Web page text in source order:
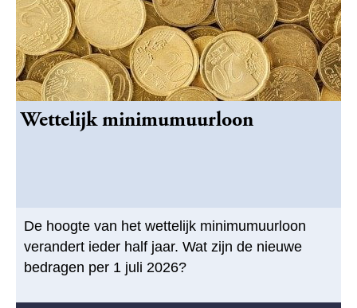
Wettelijk minimumuurloon
De hoogte van het wettelijk minimumuurloon
verandert ieder half jaar. Wat zijn de nieuwe
bedragen per 1 juli 2026?